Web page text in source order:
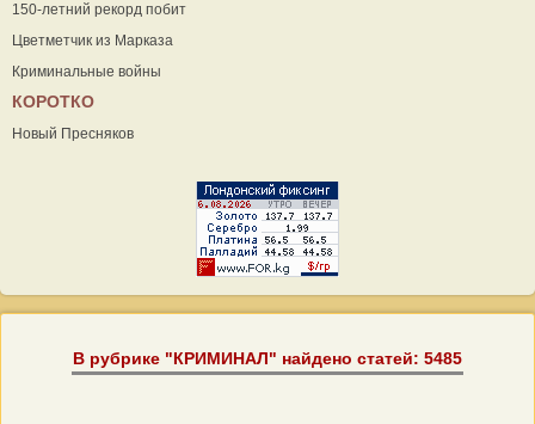
150-летний рекорд побит
Цветметчик из Марказа
Криминальные войны
КОРОТКО
Новый Пресняков
В рубрике "КРИМИНАЛ" найдено статей: 5485